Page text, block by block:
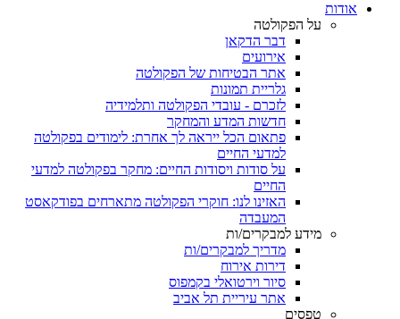
אודות
על הפקולטה
דבר הדקאן
אירועים
אתר הבטיחות של הפקולטה
גלריית תמונות
לזכרם - עובדי הפקולטה ותלמידיה
חדשות המדע והמחקר
פתאום הכל ייראה לך אחרת: לימודים בפקולטה
למדעי החיים
על סודות ויסודות החיים: מחקר בפקולטה למדעי
החיים
האזינו לנו: חוקרי הפקולטה מתארחים בפודקאסט
המעבדה
מידע למבקרים/ות
מדריך למבקרים/ות
דירות אירוח
סיור וירטואלי בקמפוס
אתר עיריית תל אביב
טפסים